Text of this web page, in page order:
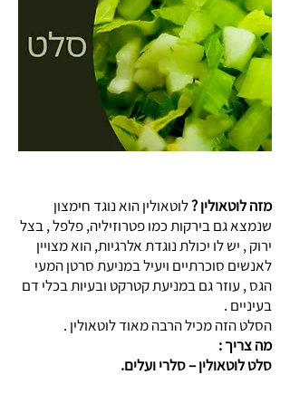
מזה לוטאולין ?לוטאולין הוא נוגד חימצון
שנמצא גם בירקות כמו פטרוזיליה, פלפל , בצל
ירוק , יש לו יכולת נוגדת אלרגיות, הוא מצויין
לאנשים סוכרתיים ויעיל במניעת סרטן המעי
הגס , עוזר גם במניעת קטרקט ובעיות בכלי דם
בעיניים .
הסלט הזה מכיל הרבה מאוד לוטאולין .
מה צריך :
סלט לוטאולין – סלרי ועלים.